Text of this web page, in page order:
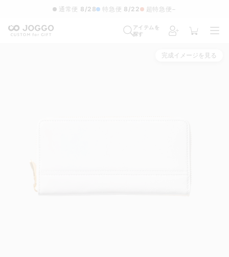
通常便 8/28 特急便 8/22 超特急便−
アイテムを
探す
完成イメージを見る